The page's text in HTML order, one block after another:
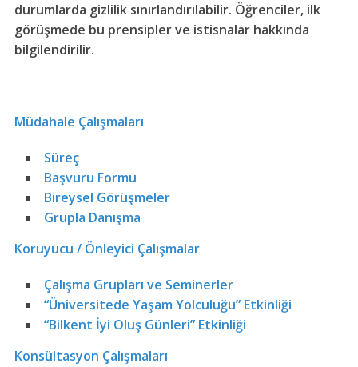
durumlarda gizlilik sınırlandırılabilir. Öğrenciler, ilk
görüşmede bu prensipler ve istisnalar hakkında
bilgilendirilir.
Müdahale Çalışmaları
Süreç
Başvuru Formu
Bireysel Görüşmeler
Grupla Danışma
Koruyucu / Önleyici Çalışmalar
Çalışma Grupları ve Seminerler
“Üniversitede Yaşam Yolculuğu” Etkinliği
“Bilkent İyi Oluş Günleri” Etkinliği
Konsültasyon Çalışmaları